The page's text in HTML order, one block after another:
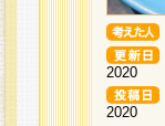
2020
2020